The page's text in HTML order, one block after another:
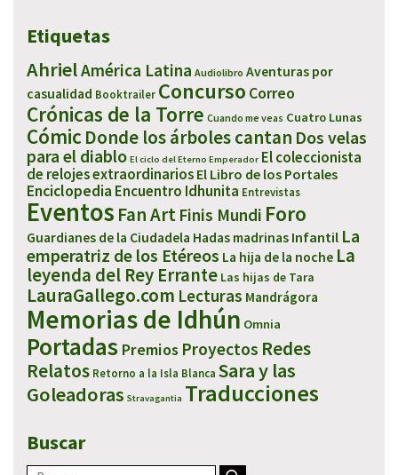
Etiquetas
AhrielAmérica Latina Audiolibro Aventuras por
casualidad Booktrailer Concurso Correo
Crónicas de la Torre Cuando me veas Cuatro Lunas
Cómic Donde los árboles cantan Dos velas
para el diablo El ciclo del Eterno Emperador El coleccionista
de relojes extraordinarios El Libro de los Portales
Enciclopedia Encuentro Idhunita Entrevistas
Eventos Fan Art Finis Mundi Foro
Guardianes de la Ciudadela Hadas madrinas Infantil La
emperatriz de los Etéreos La hija de la noche La
leyenda del Rey Errante Las hijas de Tara
LauraGallego.com Lecturas Mandrágora
Memorias de Idhún Omnia
Portadas Premios Proyectos Redes
Relatos Retorno a la Isla Blanca Sara y las
Goleadoras Stravagantia Traducciones
Buscar